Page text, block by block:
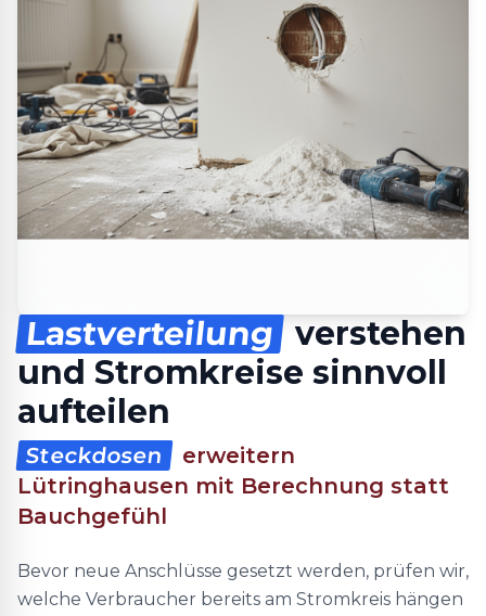
Lastverteilung verstehen
und Stromkreise sinnvoll
aufteilen
Steckdosen
erweitern
Lütringhausen mit Berechnung statt
Bauchgefühl
Bevor neue Anschlüsse gesetzt werden, prüfen wir,
welche Verbraucher bereits am Stromkreis hängen